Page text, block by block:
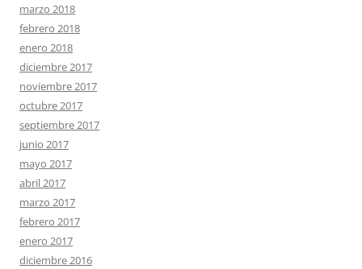
marzo 2018
febrero 2018
enero 2018
diciembre 2017
noviembre 2017
octubre 2017
septiembre 2017
junio 2017
mayo 2017
abril 2017
marzo 2017
febrero 2017
enero 2017
diciembre 2016